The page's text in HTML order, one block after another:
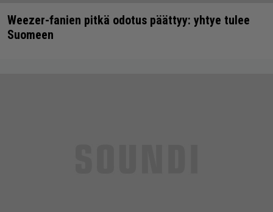
Weezer-fanien pitkä odotus päättyy: yhtye tulee
Suomeen